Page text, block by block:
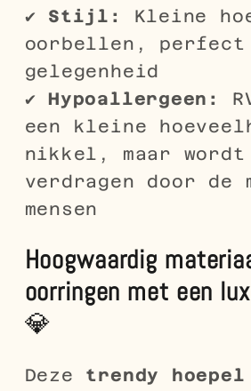
✔ Stijl:
Kleine
oorbellen, perfect
gelegenheid
✔Hypoallergeen:
een kleine
nikkel, maar wordt
verdragen door de
mensen
Hoogwaardig
oorringen met een
💎
Deze trendy